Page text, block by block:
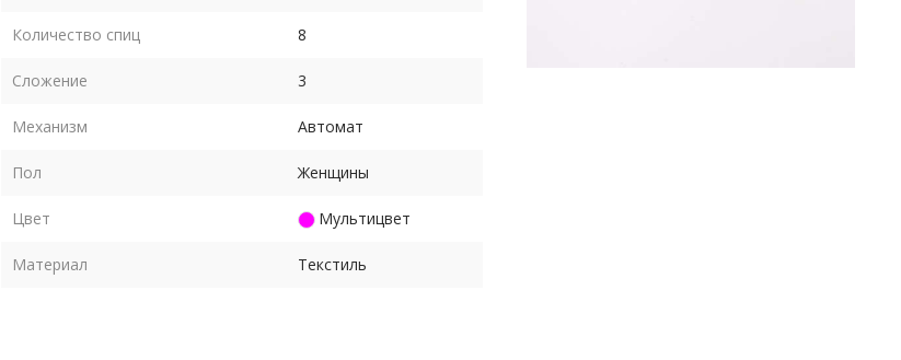
Количество спиц 8
Сложение 3
Механизм Автомат
Пол Женщины
Цвет Мультицвет
Материал Текстиль